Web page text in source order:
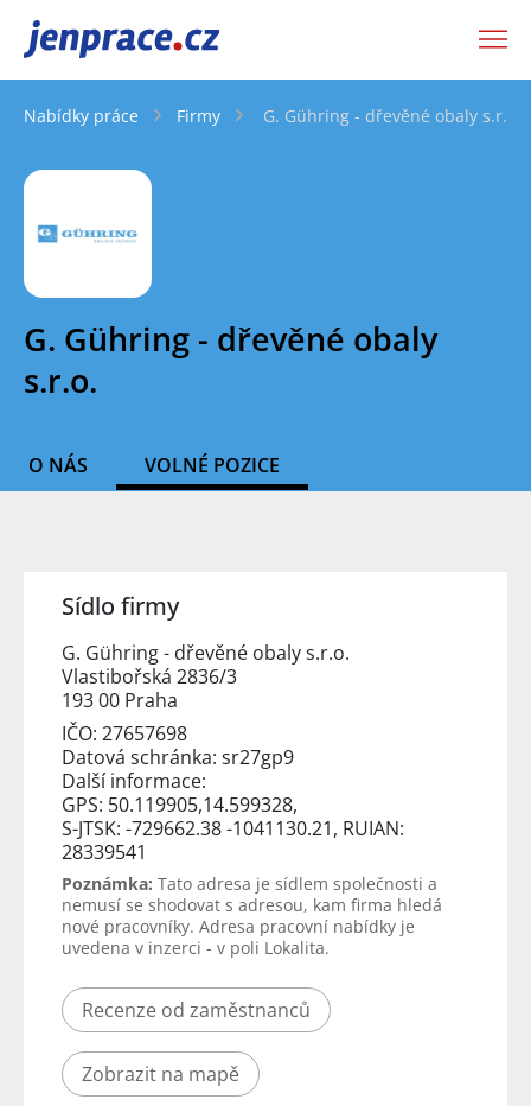
JenPráce.cz
Nabídky práce Firmy G. Gühring - dřevěné obaly s.r.o.
G. Gühring - dřevěné obaly
s.r.o.
O NÁS VOLNÉ POZICE
Sídlo firmy
G. Gühring - dřevěné obaly s.r.o.
Vlastibořská 2836/3
193 00 Praha
IČO: 27657698
Datová schránka: sr27gp9
Další informace:
GPS: 50.119905,14.599328,
S-JTSK: -729662.38 -1041130.21, RUIAN:
28339541
Poznámka: Tato adresa je sídlem společnosti a
nemusí se shodovat s adresou, kam firma hledá
nové pracovníky. Adresa pracovní nabídky je
uvedena v inzerci - v poli Lokalita.
Recenze od zaměstnanců
Zobrazit na mapě